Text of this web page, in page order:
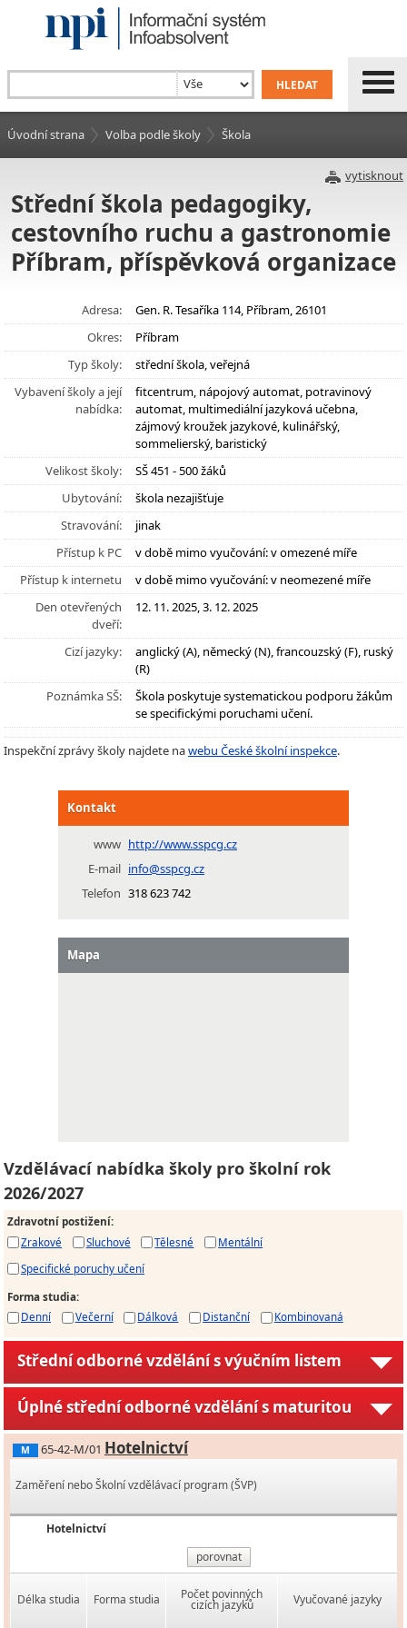
Úvodní strana Volba podle školy Škola
vytisknout
Střední škola pedagogiky,
cestovního ruchu a gastronomie
Příbram, příspěvková organizace
Adresa:
Gen. R. Tesaříka 114, Příbram, 26101
Okres:
Příbram
Typ školy:
střední škola, veřejná
Vybavení školy a její
nabídka:
fitcentrum, nápojový automat, potravinový
automat, multimediální jazyková učebna,
zájmový kroužek jazykové, kulinářský,
sommelierský, baristický
Velikost školy:
SŠ 451 - 500 žáků
Ubytování:
škola nezajišťuje
Stravování:
jinak
Přístup k PC
v době mimo vyučování: v omezené míře
Přístup k internetu
v době mimo vyučování: v neomezené míře
Den otevřených
dveří:
12. 11. 2025, 3. 12. 2025
Cizí jazyky:
anglický (A), německý (N), francouzský (F), ruský
(R)
Poznámka SŠ:
Škola poskytuje systematickou podporu žákům
se specifickými poruchami učení.
Inspekční zprávy školy najdete nawebu České školní inspekce.
Kontakt
www http://www.sspcg.cz
E-mail info@sspcg.cz
Telefon 318 623 742
Mapa
Vzdělávací nabídka školy pro školní rok
2026/2027
Zdravotní postižení:
Zrakové
Sluchové Tělesné
Mentální
Specifické poruchy učení
Forma studia:
Denní
Večerní Dálková Distanční Kombinovaná
Střední odborné vzdělání s výučním listem
Úplné střední odborné vzdělání s maturitou
M 65-42-M/01 Hotelnictví
Zaměření nebo Školní vzdělávací program (ŠVP)
Hotelnictví
porovnat
Délka studia Forma studia Počet povinných
cizích jazyků Vyučované jazyky